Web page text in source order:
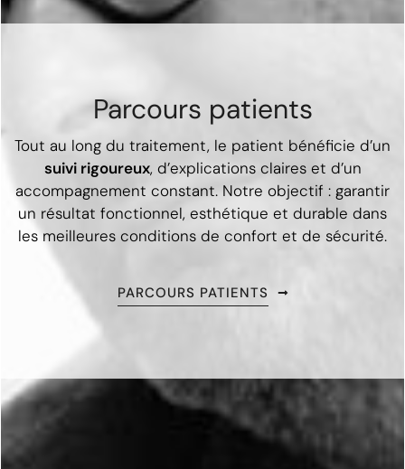
Parcours patients
Tout au long du traitement, le patient bénéficie d’un
suivi rigoureux, d’explications claires et d’un
accompagnement constant. Notre objectif : garantir
un résultat fonctionnel, esthétique et durable dans
les meilleures conditions de confort et de sécurité.
PARCOURS PATIENTS